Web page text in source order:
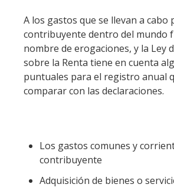
A los gastos que se llevan a cabo
contribuyente dentro del mundo
nombre de erogaciones, y la Ley
sobre la Renta tiene en cuenta
puntuales para el registro anual
comparar con las declaraciones.
Los gastos comunes y
contribuyente
Adquisición de bienes o